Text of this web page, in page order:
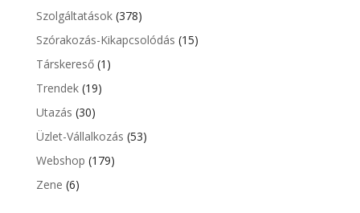
Szolgáltatások(378)
Szórakozás-Kikapcsolódás (15)
Társkereső(1)
Trendek(19)
Utazás (30)
Üzlet-Vállalkozás (53)
Webshop (179)
Zene (6)